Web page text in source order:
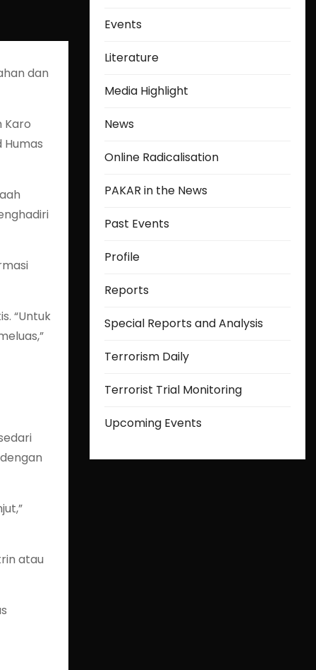
dan
Karo
Humas
“Untuk
atau
Events
Literature
Media Highlight
News
Online Radicalisation
PAKAR in the News
Past Events
Profile
Reports
Special Reports and Analysis
Terrorism Daily
Terrorist Trial Monitoring
Upcoming Events